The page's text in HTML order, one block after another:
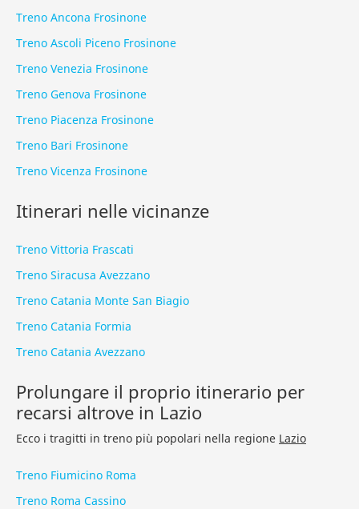
Treno Ancona Frosinone
Treno Ascoli Piceno Frosinone
Treno Venezia Frosinone
Treno Genova Frosinone
Treno Piacenza Frosinone
Treno Bari Frosinone
Treno Vicenza Frosinone
Itinerari nelle vicinanze
Treno Vittoria Frascati
Treno Siracusa Avezzano
Treno Catania Monte San Biagio
Treno Catania Formia
Treno Catania Avezzano
Prolungare il proprio itinerario per
recarsi altrove in Lazio
Ecco i tragitti in treno più popolari nella regione Lazio
Treno Fiumicino Roma
Treno Roma Cassino